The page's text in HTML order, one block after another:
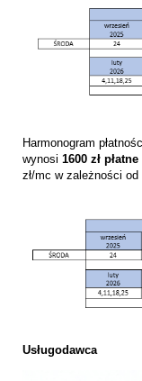
Harmonogram
wynosi 1600 zł
zł/mc w zależności
Usługodawca